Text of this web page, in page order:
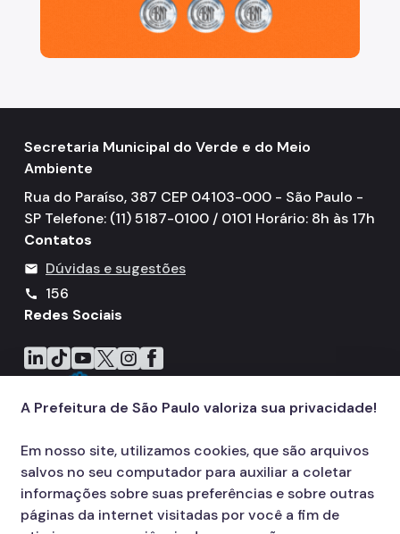
Secretaria Municipal do Verde e do Meio
Ambiente
Rua do Paraíso, 387 CEP 04103-000 - São Paulo -
SP Telefone: (11) 5187-0100 / 0101 Horário: 8h às 17h
Contatos
mail Dúvidas e sugestões
call
156
Redes Sociais
Icone do LinkedIn
Icone do TikTok
Icone do YouTube
Icone do X
Icone do Instagram
Icone do Facebook
A Prefeitura de São Paulo valoriza sua privacidade!
Em nosso site, utilizamos cookies, que são arquivos
salvos no seu computador para auxiliar a coletar
informações sobre suas preferências e sobre outras
páginas da internet visitadas por você a fim de